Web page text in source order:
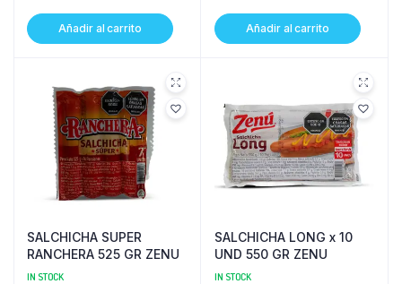
Añadir al carrito Añadir al carrito
SALCHICHA SUPER
RANCHERA 525 GR ZENU
IN STOCK
SALCHICHA LONG x 10
UND 550 GR ZENU
IN STOCK